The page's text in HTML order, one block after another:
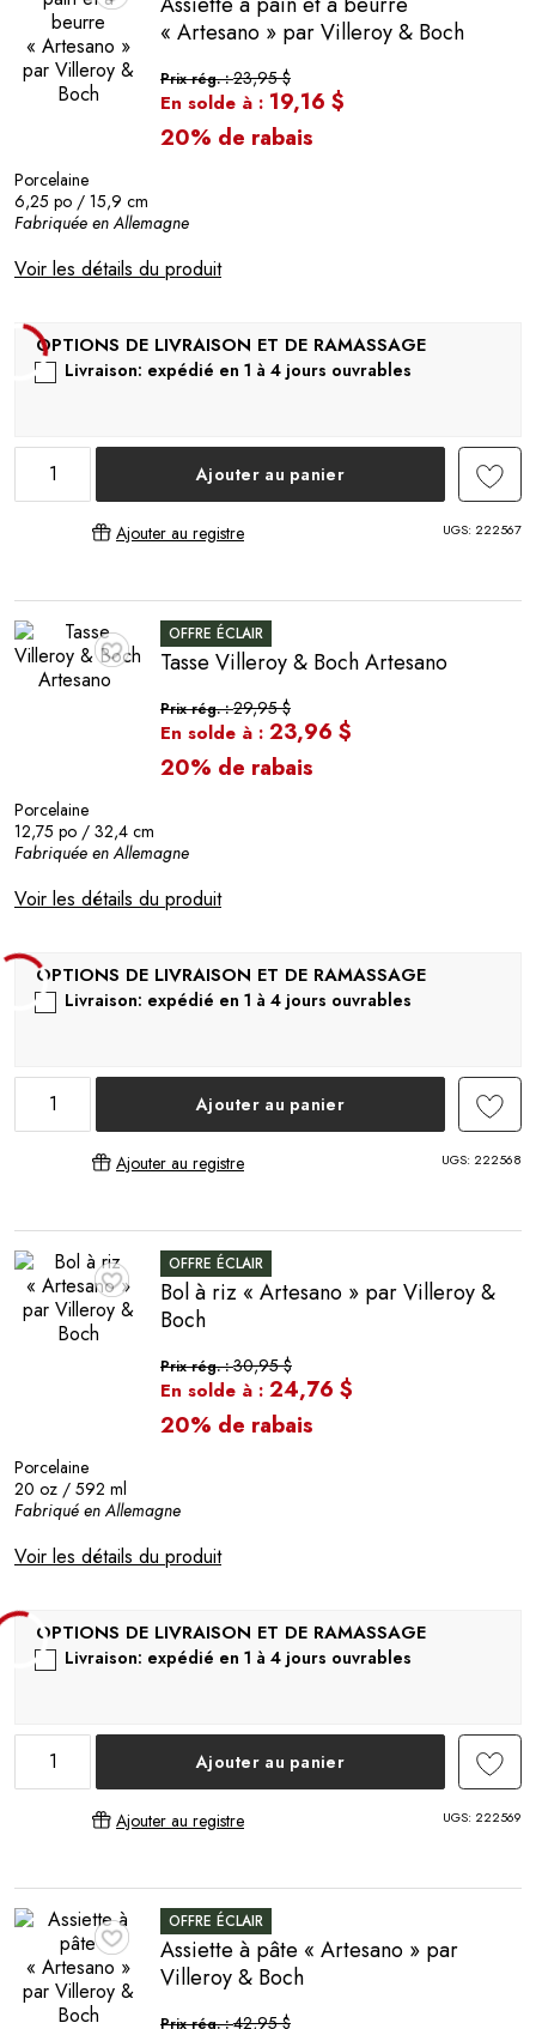
« Artesano » par Villeroy & Boch
Prix rég. :23,95 $
En solde à : 19,16 $
20% de rabais
Porcelaine
6,25 po / 15,9 cm
Fabriquée en Allemagne
Voir les détails du produit
Livraison: expédié en 1 à 4 jours ouvrables
Ajouter au panier
Ajouter au registre UGS: 222567
OFFRE ÉCLAIR
Tasse Villeroy & Boch Artesano
Prix rég. :29,95 $
En solde à : 23,96 $
20% de rabais
Porcelaine
12,75 po / 32,4 cm
Fabriquée en Allemagne
Voir les détails du produit
Livraison: expédié en 1 à 4 jours ouvrables
Ajouter au panier
Ajouter au registre UGS: 222568
♥
OFFRE ÉCLAIR
Bol à riz « Artesano » par Villeroy &
Boch
Prix rég. :30,95 $
En solde à : 24,76 $
20% de rabais
Porcelaine
20 oz / 592 ml
Fabriqué en Allemagne
Voir les détails du produit
Livraison: expédié en 1 à 4 jours ouvrables
Ajouter au panier
Ajouter au registre UGS: 222569
♥
OFFRE ÉCLAIR
Assiette à pâte « Artesano » par
Villeroy & Boch
42,95 $